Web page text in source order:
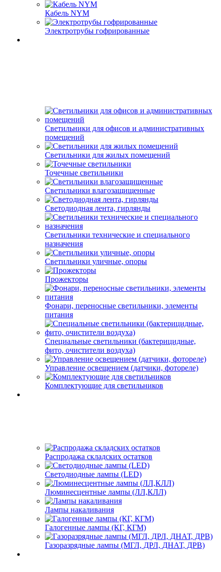
Кабель NYM
Электротрубы гофрированные
Светильники для офисов и административных
помещений
Светильники для жилых помещений
Точечные светильники
Светильники влагозащищенные
Светодиодная лента, гирлянды
Светильники технические и специального
назначения
Светильники уличные, опоры
Прожекторы
Фонари, переносные светильники, элементы
питания
Специальные светильники (бактерицидные,
фито, очистители воздуха)
Управление освещением (датчики, фотореле)
Комплектующие для светильников
Распродажа складских остатков
Светодиодные лампы (LED)
Люминесцентные лампы (ЛЛ,КЛЛ)
Лампы накаливания
Галогенные лампы (КГ, КГМ)
Газоразрядные лампы (МГЛ, ДРЛ, ДНАТ, ДРВ)